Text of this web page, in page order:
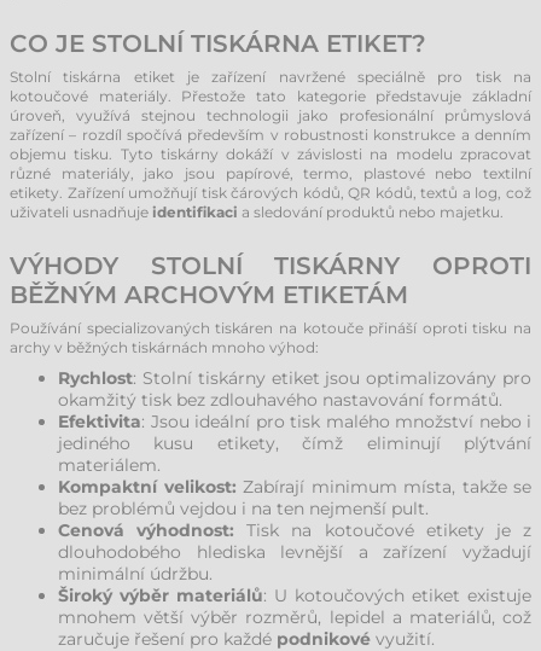
CO JE STOLNÍ TISKÁRNA ETIKET?
Stolní tiskárna etiket je zařízení navržené speciálně pro tisk na
kotoučové materiály. Přestože tato kategorie představuje základní
úroveň, využívá stejnou technologii jako profesionální průmyslová
zařízení – rozdíl spočívá především v robustnosti konstrukce a denním
objemu tisku. Tyto tiskárny dokáží v závislosti na modelu zpracovat
různé materiály, jako jsou papírové, termo, plastové nebo textilní
etikety. Zařízení umožňují tisk čárových kódů, QR kódů, textů a log, což
uživateli usnadňuje identifikaci a sledování produktů nebo majetku.
VÝHODY STOLNÍ TISKÁRNY OPROTI
BĚŽNÝM ARCHOVÝM ETIKETÁM
Používání specializovaných tiskáren na kotouče přináší oproti tisku na
archy v běžných tiskárnách mnoho výhod:
Rychlost: Stolní tiskárny etiket jsou optimalizovány pro
okamžitý tisk bez zdlouhavého nastavování formátů.
Efektivita: Jsou ideální pro tisk malého množství nebo i
jediného kusu etikety, čímž eliminují plýtvání
materiálem.
Kompaktní velikost: Zabírají minimum místa, takže se
bez problémů vejdou i na ten nejmenší pult.
Cenová výhodnost: Tisk na kotoučové etikety je z
dlouhodobého hlediska levnější a zařízení vyžadují
minimální údržbu.
Široký výběr materiálů: U kotoučových etiket existuje
mnohem větší výběr rozměrů, lepidel a materiálů, což
zaručuje řešení pro každé podnikové využití.